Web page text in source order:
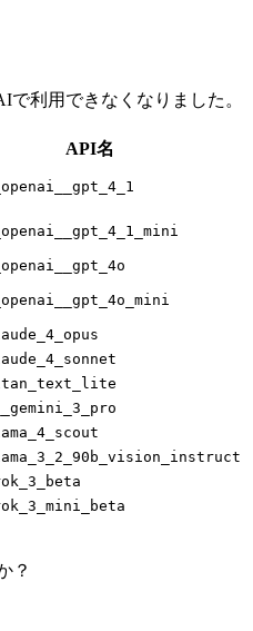
利用できなくなりました。
API名
？